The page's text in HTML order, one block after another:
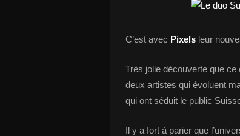
C’est avec Pixels leur
Très jolie découverte que ce
deux artistes qui évoluent
qui ont séduit le public
Il y a fort à parier que